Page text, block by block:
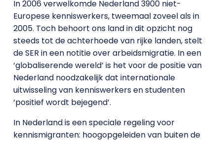
In 2006 verwelkomde Nederland 3900 niet-
Europese kenniswerkers, tweemaal zoveel als in
2005. Toch behoort ons land in dit opzicht nog
steeds tot de achterhoede van rijke landen, stelt
de SER in een notitie over arbeidsmigratie. In een
‘globaliserende wereld’ is het voor de positie van
Nederland noodzakelijk dat internationale
uitwisseling van kenniswerkers en studenten
‘positief wordt bejegend’.
In Nederland is een speciale regeling voor
kennismigranten: hoogopgeleiden van buiten de